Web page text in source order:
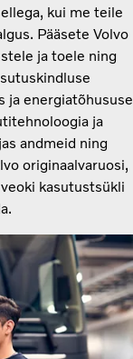
kui me teile
Pääsete Volvo
ja toele ning
ja energiatõhususe
ja
andmeid ning
originaalvaruosi,
kasutustsükli